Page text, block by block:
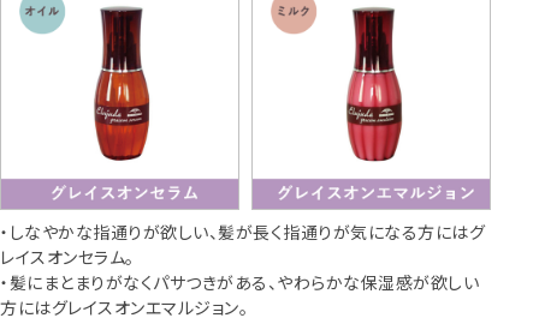
・しなやかな指通りが欲しい、髪が長く指通りが気になる方にはグ
レイスオンセラム。
・髪にまとまりがなくパサつきがある、やわらかな保湿感が欲しい
方にはグレイスオンエマルジョン。